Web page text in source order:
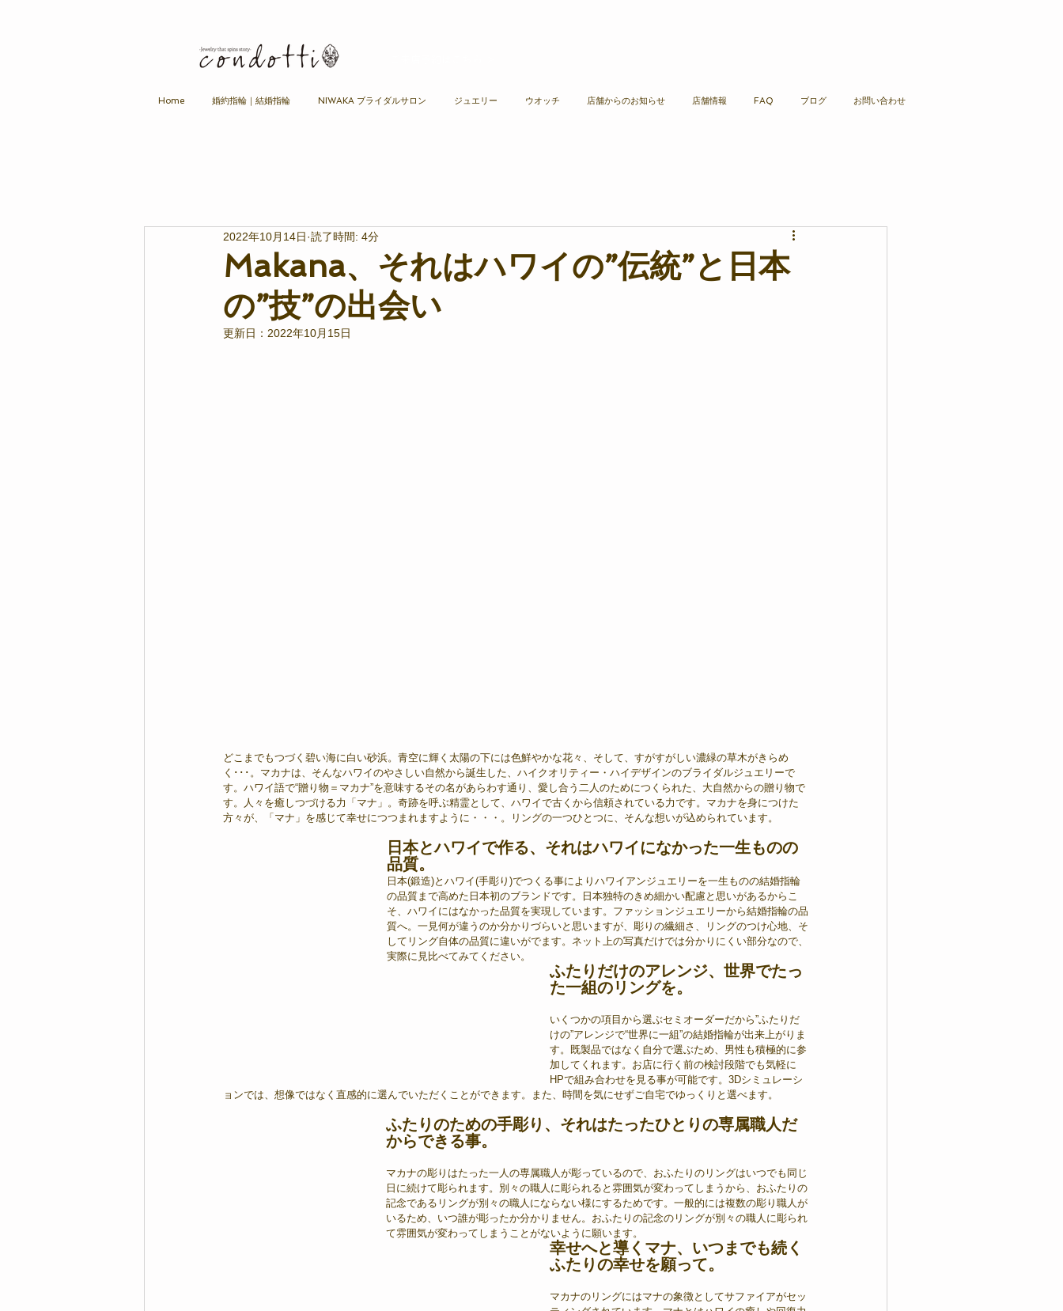
Home 婚約指輪｜結婚指輪 NIWAKA ブライダルサロン ジュエリー ウオッチ 店舗からのお知らせ 店舗情報 FAQ ブログ お問い合わせ
Makana、それはハワイの”伝統”と日本
の”技”の出会い
2022年10月14日 読了時間: 4分
更新日： 2022年10月15日
どこまでもつづく碧い海に白い砂浜。青空に輝く太陽の下には色鮮やかな花々、そして、すがすがしい濃緑の草木がきらめ
く･･･。マカナは、そんなハワイのやさしい自然から誕生した、ハイクオリティー・ハイデザインのブライダルジュエリーで
す。ハワイ語で“贈り物＝マカナ”を意味するその名があらわす通り、愛し合う二人のためにつくられた、大自然からの贈り物で
す。人々を癒しつづける力「マナ」。奇跡を呼ぶ精霊として、ハワイで古くから信頼されている力です。マカナを身につけた
方々が、「マナ」を感じて幸せにつつまれますように・・・。リングの一つひとつに、そんな想いが込められています。
日本とハワイで作る、それはハワイになかった一生ものの
品質。
日本(鍛造)とハワイ(手彫り)でつくる事によりハワイアンジュエリーを一生ものの結婚指輪
の品質まで高めた日本初のブランドです。日本独特のきめ細かい配慮と思いがあるからこ
そ、ハワイにはなかった品質を実現しています。ファッションジュエリーから結婚指輪の品
質へ。一見何が違うのか分かりづらいと思いますが、彫りの繊細さ、リングのつけ心地、そ
してリング自体の品質に違いがでます。ネット上の写真だけでは分かりにくい部分なので、
実際に見比べてみてください。
ふたりだけのアレンジ、世界でたっ
た一組のリングを。
いくつかの項目から選ぶセミオーダーだから”ふたりだ
けの”アレンジで“世界に一組”の結婚指輪が出来上がりま
す。既製品ではなく自分で選ぶため、男性も積極的に参
加してくれます。お店に行く前の検討段階でも気軽に
HPで組み合わせを見る事が可能です。3Dシミュレーシ
ョンでは、想像ではなく直感的に選んでいただくことができます。また、時間を気にせずご自宅でゆっくりと選べます。
ふたりのための手彫り、それはたったひとりの専属職人だ
からできる事。
マカナの彫りはたった一人の専属職人が彫っているので、おふたりのリングはいつでも同じ
日に続けて彫られます。別々の職人に彫られると雰囲気が変わってしまうから、おふたりの
記念であるリングが別々の職人にならない様にするためです。一般的には複数の彫り職人が
いるため、いつ誰が彫ったか分かりません。おふたりの記念のリングが別々の職人に彫られ
て雰囲気が変わってしまうことがないように願います。
幸せへと導くマナ、いつまでも続く
ふたりの幸せを願って。
マカナのリングにはマナの象徴としてサファイアがセッ